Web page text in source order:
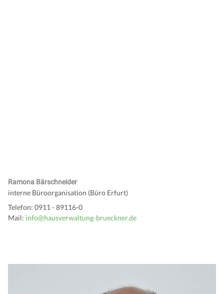
Ramona Bärschneider
interne Büroorganisation (Büro Erfurt)
Telefon: 0911 - 89116-0
Mail: info@hausverwaltung-brueckner.de